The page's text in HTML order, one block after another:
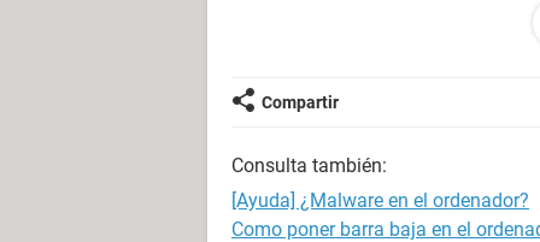
nuevo HDD. Una vez pasados mis
Lo raro empezó cuando, pasados
sacado capturas. Sin embargo, eso
archivos normales u otras carpetas
problema aislado, pero lo pongo
Compartir
Consulta también:
[Ayuda] ¿Malware en el ordenador?
Como poner barra baja en el